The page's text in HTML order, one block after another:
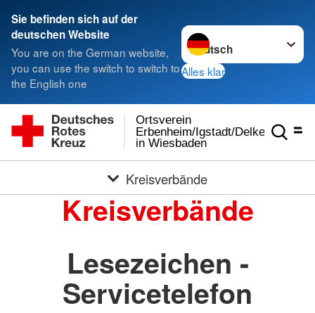
Sie befinden sich auf der
deutschen Website
You are on the German website,
you can use the switch to switch to
the English one
Sprache wechseln zu
Alles klar
in Wiesbaden
Erbenheim/Igstadt/Delkenheim
Ortsverein
Kreisverbände
Kreisverbände
Lesezeichen -
Servicetelefon